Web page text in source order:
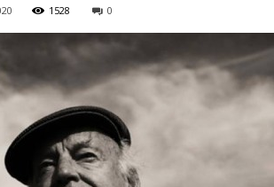
1528 0